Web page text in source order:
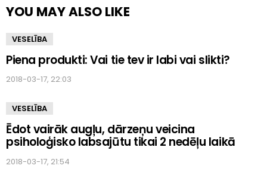
YOU MAY ALSO LIKE
VESELĪBA
Piena produkti: Vai tie tev ir labi vai slikti?
2018-03-17, 22:03
VESELĪBA
Ēdot vairāk augļu, dārzeņu veicina
psiholoģisko labsajūtu tikai 2 nedēļu laikā
2018-03-17, 21:54